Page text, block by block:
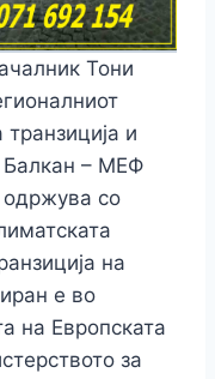
Тони
и
Балкан – МЕФ
одржува со
на
е во
на Европската
за